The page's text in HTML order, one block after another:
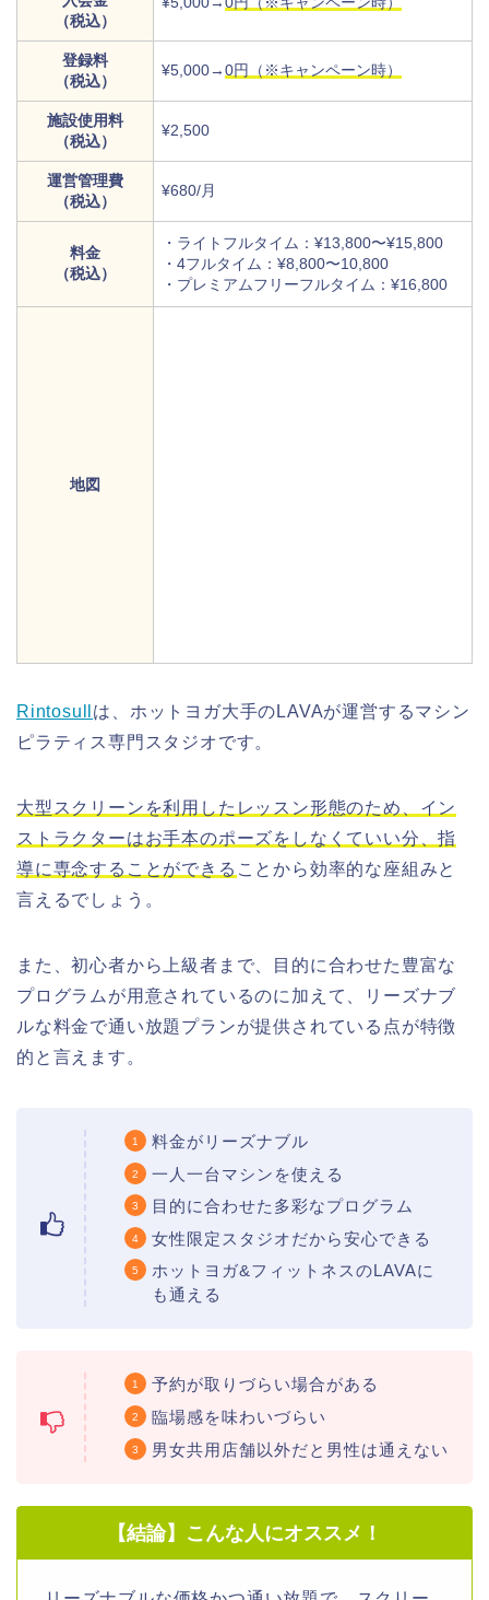
（税込）
登録料
（税込）
¥5,000→0円（※キャンペーン時）
施設使用料
（税込）
¥2,500
運営管理費
（税込）
¥680/月
料金
（税込）
・ライトフルタイム：¥13,800〜¥15,800
・4フルタイム：¥8,800〜10,800
・プレミアムフリーフルタイム：¥16,800
地図
Rintosull は、ホットヨガ大手のLAVAが運営するマシン
ピラティス専門スタジオです。
大型スクリーンを利用したレッスン形態のため、イン
ストラクターはお手本のポーズをしなくていい分、指
導に専念することができる ことから効率的な座組みと
言えるでしょう。
また、初心者から上級者まで、目的に合わせた豊富な
プログラムが用意されているのに加えて、リーズナブ
ルな料金で通い放題プランが提供されている点が特徴
的と言えます。
料金がリーズナブル
一人一台マシンを使える
目的に合わせた多彩なプログラム
女性限定スタジオだから安心できる
ホットヨガ&フィットネスのLAVAに
も通える
予約が取りづらい場合がある
臨場感を味わいづらい
男女共用店舗以外だと男性は通えない
【結論】こんな人にオススメ！